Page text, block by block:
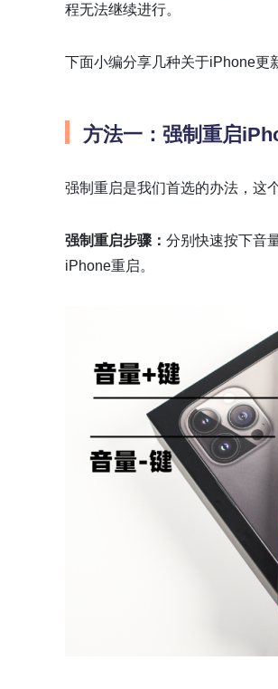
程无法继续进行。
下面小编分享几种关于iPhone更
方法一：强制重启
强制重启是我们首选的办法，这
强制重启步骤： 分别快速按下音
iPhone重启。